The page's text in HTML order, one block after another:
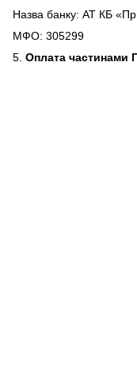
Назва банку: АТ КБ
МФО: 305299
5. Оплата частинами